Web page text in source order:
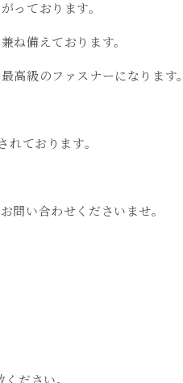
っております。
ね備えております。
高級のファスナーになります。
れております。
問い合わせくださいませ。